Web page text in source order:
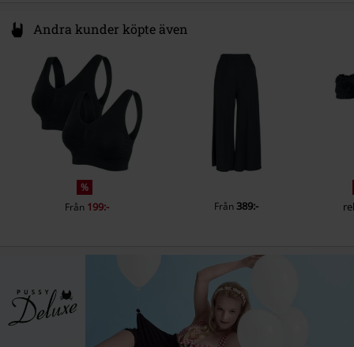
Andra kunder köpte även
%
Från 199:- Från389:-